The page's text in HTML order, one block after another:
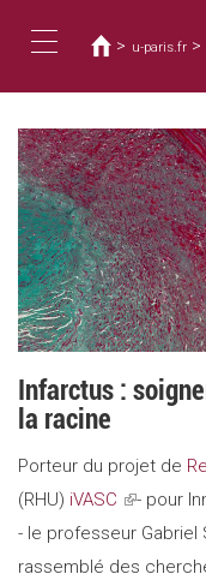
contenido
navigation
está
aquí
> u-paris.fr >
Infarctus :
la racine
Porteur du projet de
(RHU) iVASC (link
is
external)
- pour
- le professeur Gabriel
rassemblé des